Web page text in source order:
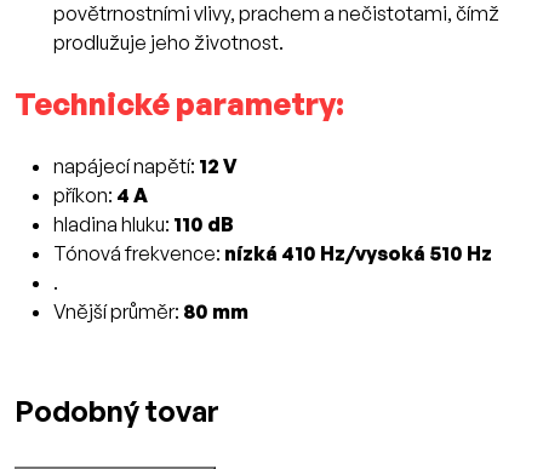
povětrnostními vlivy, prachem a nečistotami, čímž
prodlužuje jeho životnost.
Technické parametry:
napájecí napětí: 12 V
příkon: 4 A
hladina hluku: 110 dB
Tónová frekvence: nízká 410 Hz/vysoká 510 Hz
.
Vnější průměr: 80 mm
Podobný tovar